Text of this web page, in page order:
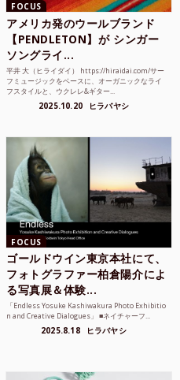
FOCUS
アメリカ発のウールブランド
【PENDLETON】が シンガー
ソングライ...
平井 大（ヒライダイ） https://hiraidai.com/サー
フミュージックをベースに、オーガニックなライ
フスタイルと、ウクレレ&ギター...
2025.10.20 ヒラバヤシ
FOCUS
ゴールドウイン東京本社にて、
フォトグラファー柏倉陽介によ
る写真展＆体験...
「Endless Yosuke Kashiwakura Photo Exhibitio
n and Creative Dialogues」 ■ネイチャーフ...
2025.8.18 ヒラバヤシ